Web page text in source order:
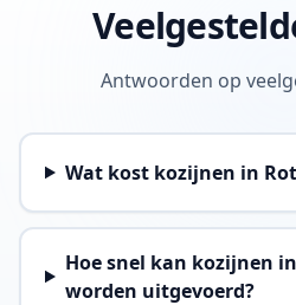
Antwoorden op
Wat kost kozijnen in
Hoe snel kan kozijnen
worden uitgevoerd?